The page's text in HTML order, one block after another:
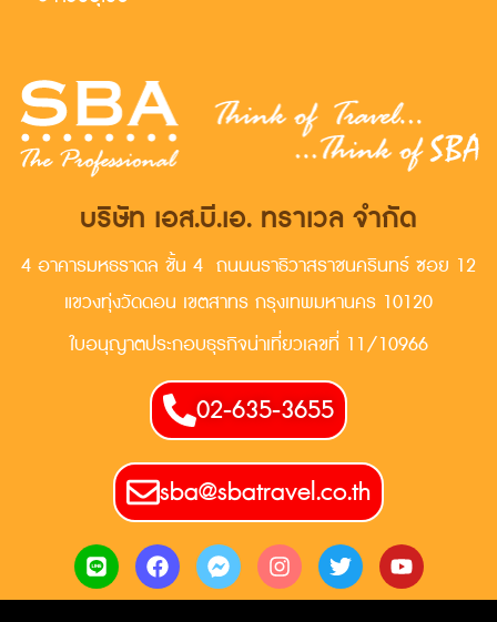
บริษัท เอส.บี.เอ. ทราเวล จำกัด
4 อาคารมหธราดล ชั้น 4 ถนนนราธิวาสราชนครินทร์ ซอย 12
แขวงทุ่งวัดดอน เขตสาทร กรุงเทพมหานคร 10120
ใบอนุญาตประกอบธุรกิจน่าเที่ยวเลขที่ 11/10966
02-635-3655
sba@sbatravel.co.th